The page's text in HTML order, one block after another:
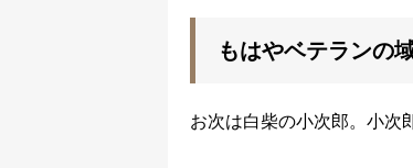
もはやベテランの
お次は白柴の小次郎。小次